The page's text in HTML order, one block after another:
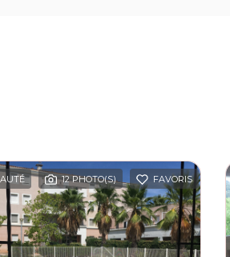
12 PHOTO(S) FAVORIS